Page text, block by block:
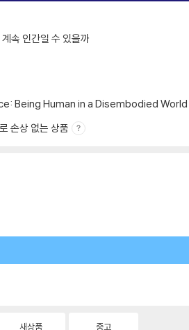
속 인간일 수 있을까
Being Human in a Disembodied World
손상 없는 상품
새상품 중고